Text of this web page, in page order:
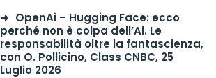
OpenAi – Hugging Face: ecco
perché non è colpa dell’Ai. Le
responsabilità oltre la fantascienza,
con O. Pollicino, Class CNBC, 25
Luglio 2026